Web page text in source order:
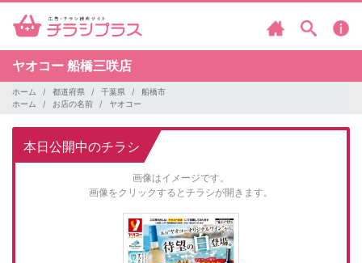
ヤオコー 船橋三咲店
ホーム 都道府県 千葉県
船橋市
ホーム
お店の名前 ヤオコー
本日公開中のチラシ
画像はイメージです。
画像をクリックするとチラシが開きます。